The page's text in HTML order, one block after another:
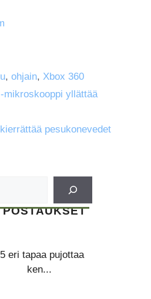
,ohjain,Xbox 360
mikroskooppi yllättää
pesukonevedet
eri tapaa pujottaa
ken...